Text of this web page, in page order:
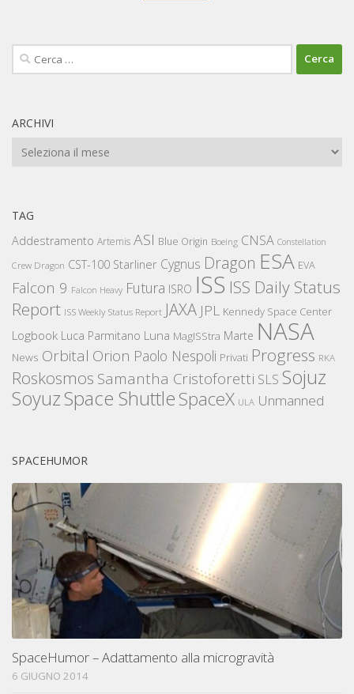
Ricerca
per:
ARCHIVI
Archivi
TAG
Addestramento Artemis ASI Blue Origin Boeing CNSA Constellation
Crew Dragon CST-100 Starliner Cygnus Dragon ESA EVA
Falcon 9 Falcon Heavy Futura ISRO ISS ISS Daily Status
Report ISS Weekly Status Report JAXA JPL Kennedy Space Center
Logbook Luca Parmitano Luna MagISStra Marte NASA
News Orbital Orion Paolo Nespoli Privati Progress RKA
Roskosmos Samantha Cristoforetti SLS Sojuz
SoyuzSpace ShuttleSpaceX ULA Unmanned
SPACEHUMOR
SpaceHumor – Adattamento alla microgravità
6 GIUGNO 2014